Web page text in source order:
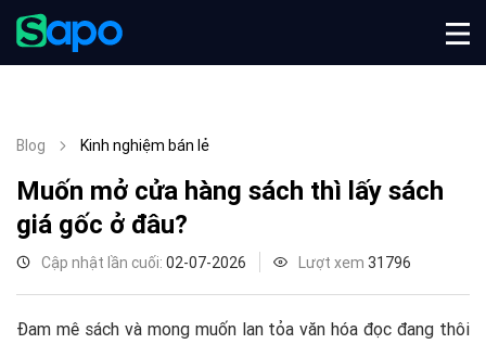
Blog Kinh nghiệm bán lẻ
Muốn mở cửa hàng sách thì lấy sách
giá gốc ở đâu?
Cập nhật lần cuối: 02-07-2026 Lượt xem 31796
Đam mê sách và mong muốn lan tỏa văn hóa đọc đang thôi